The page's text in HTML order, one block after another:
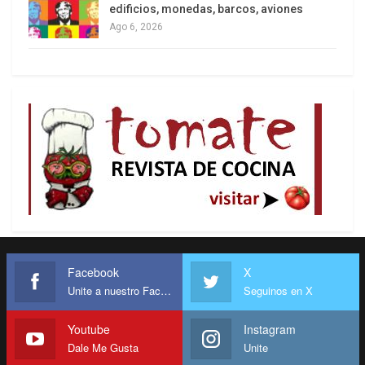
importancia de democratizar la comunicación
como herramienta de transformación ineludible.
continuaron minando en la opinión pública la
credibilidad y justicia de los intentos
transformadores.
Otro tanto ocurrió con los proyectos de
colaboración y articulación regional que esos
edificios, monedas, barcos, aviones
Ago 6, 2026
Facebook
Unite a nuestro Facebook
X
Seguinos en X
Youtube
Dale Me Gusta
Instagram
Unite